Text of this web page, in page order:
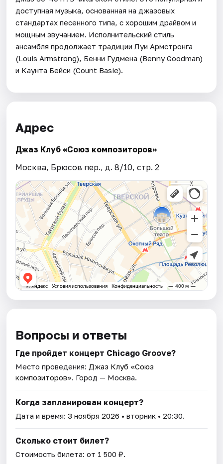
доступная музыка, основанная на джазовых
стандартах песенного типа, с хорошим драйвом и
мощным звучанием. Исполнительский стиль
ансамбля продолжает традиции Луи Армстронга
(Louis Armstrong), Бенни Гудмена (Benny Goodman)
и Каунта Бейси (Count Basie).
Адрес
Джаз Клуб «Союз композиторов»
Москва, Брюсов пер., д. 8/10, стр. 2
Вопросы и ответы
Где пройдет концерт Chicago Groove?
Место проведения: Джаз Клуб «Союз
композиторов». Город — Москва.
Когда запланирован концерт?
Дата и время:3 ноября 2026 • вторник • 20:30.
Сколько стоит билет?
Стоимость билета: от 1 500 ₽.